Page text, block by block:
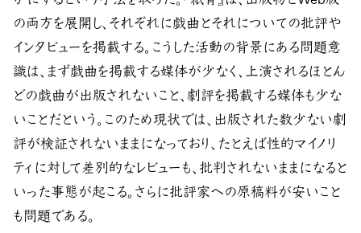
の両方を展開し、それぞれに戯曲とそれについての批評や
インタビューを掲載する。こうした活動の背景にある問題意
識は、まず戯曲を掲載する媒体が少なく、上演されるほとん
どの戯曲が出版されないこと、劇評を掲載する媒体も少な
いことだという。このため現状では、出版された数少ない劇
評が検証されないままになっており、たとえば性的マイノリ
ティに対して差別的なレビューも、批判されないままになると
いった事態が起こる。さらに批評家への原稿料が安いこと
も問題である。